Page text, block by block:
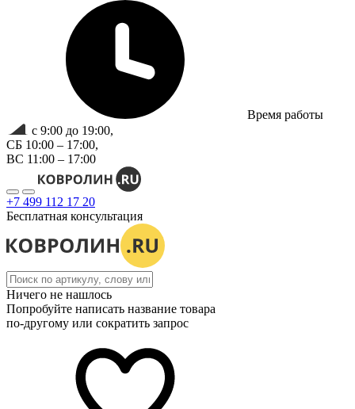
Время работы
с 9:00 до 19:00,
СБ 10:00 – 17:00,
ВС 11:00 – 17:00
+7 499 112 17 20
Бесплатная консультация
Ничего не нашлось
Попробуйте написать название товара
по-другому или сократить запрос